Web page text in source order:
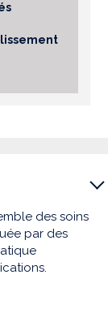
des soins
par des